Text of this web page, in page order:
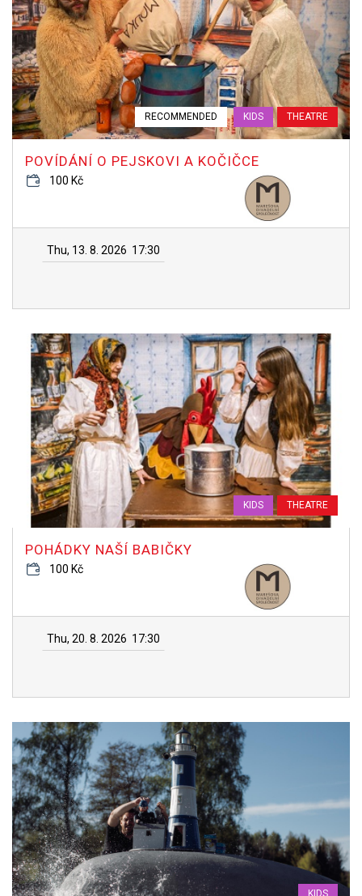
RECOMMENDED KIDS THEATRE
POVÍDÁNÍ O PEJSKOVI A KOČIČCE
100 Kč
Thu, 13. 8. 2026 17:30
KIDS THEATRE
POHÁDKY NAŠÍ BABIČKY
100 Kč
Thu, 20. 8. 2026 17:30
KIDS